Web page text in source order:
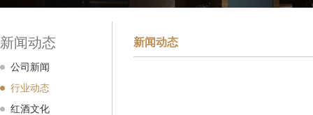
新闻动态
公司新闻
行业动态
红酒文化
新闻动态